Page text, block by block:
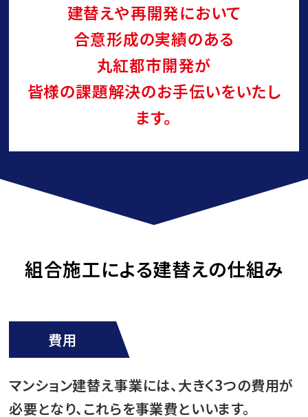
建替えや再開発において
合意形成の実績のある
丸紅都市開発が
皆様の課題解決のお手伝いをいたし
ます。
組合施工による建替えの仕組み
費用
マンション建替え事業には、大きく3つの費用が
必要となり、これらを事業費といいます。